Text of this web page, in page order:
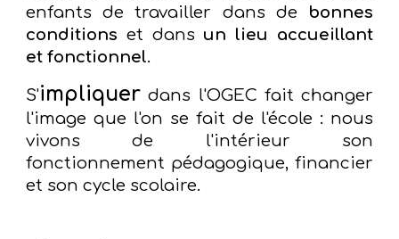
enfants de travailler dans de
bonnes
conditionset dans un lieu accueillant
et fonctionnel.
S'impliquer dans l'OGEC fait changer
l'image que l'on se fait de l'école : nous
vivons de l'intérieur son
fonctionnement pédagogique, financier
et son cycle scolaire.